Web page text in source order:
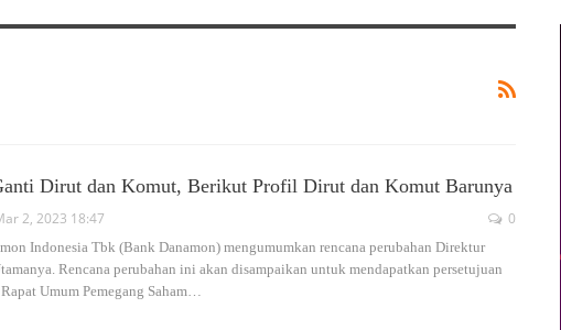
Dirut dan Komut, Berikut Profil Dirut dan Komut Barunya
2, 2023 18:47 0
Indonesia Tbk (Bank Danamon) mengumumkan rencana perubahan Direktur
Rencana perubahan ini akan disampaikan untuk mendapatkan persetujuan
Umum Pemegang Saham…